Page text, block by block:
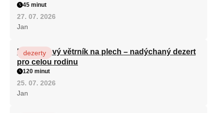
45 minut
27. 07. 2026
Jan
Karamelový větrník na plech – nadýchaný dezert
pro celou rodinu
dezerty
120 minut
25. 07. 2026
Jan